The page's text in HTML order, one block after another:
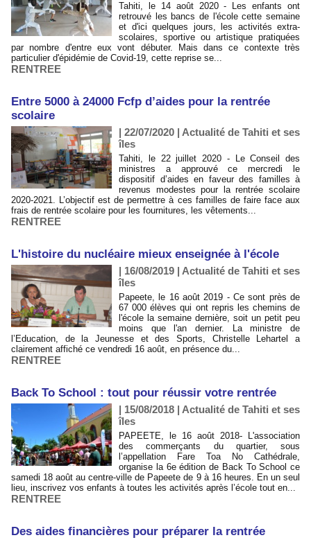
Tahiti, le 14 août 2020 - Les enfants ont
retrouvé les bancs de l'école cette semaine
et d'ici quelques jours, les activités extra-
scolaires, sportive ou artistique pratiquées
par nombre d'entre eux vont débuter. Mais dans ce contexte très
particulier d'épidémie de Covid-19, cette reprise se...
RENTREE
Entre 5000 à 24000 Fcfp d’aides pour la rentrée
scolaire
| 22/07/2020 | Actualité de Tahiti et ses
îles
Tahiti, le 22 juillet 2020 - Le Conseil des
ministres a approuvé ce mercredi le
dispositif d’aides en faveur des familles à
revenus modestes pour la rentrée scolaire
2020-2021. L’objectif est de permettre à ces familles de faire face aux
frais de rentrée scolaire pour les fournitures, les vêtements...
RENTREE
L'histoire du nucléaire mieux enseignée à l'école
| 16/08/2019 | Actualité de Tahiti et ses
îles
Papeete, le 16 août 2019 - Ce sont près de
67 000 élèves qui ont repris les chemins de
l'école la semaine dernière, soit un petit peu
moins que l'an dernier. La ministre de
l’Education, de la Jeunesse et des Sports, Christelle Lehartel a
clairement affiché ce vendredi 16 août, en présence du...
RENTREE
Back To School : tout pour réussir votre rentrée
| 15/08/2018 | Actualité de Tahiti et ses
îles
PAPEETE, le 16 août 2018- L'association
des commerçants du quartier, sous
l’appellation Fare Toa No Cathédrale,
organise la 6e édition de Back To School ce
samedi 18 août au centre-ville de Papeete de 9 à 16 heures. En un seul
lieu, inscrivez vos enfants à toutes les activités après l’école tout en...
RENTREE
Des aides financières pour préparer la rentrée